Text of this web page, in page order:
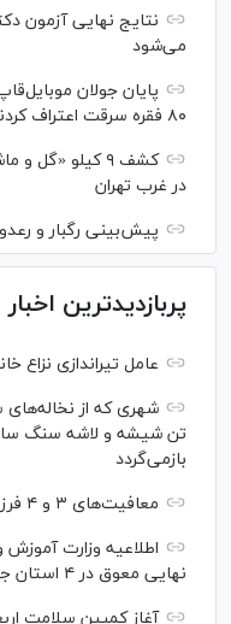
می‌شود
۸۰ فقره سرقت اعتراف کردند
کشف ۹ کیلو «گل
در غرب تهران
پیش‌بینی رگبار و
پربازدیدترین اخبار
عامل تیراندازی نزاع
تن شیشه و لاشه سنگ
بازمی‌گردد
معافیت‌های ۳ و ۴ فرزندی تا ۲ سال دیگر تمدید شد
اطلاعیه وزارت آموزش
نهایی معوق در ۴ استان جنوبی کشور
آغاز کمپین سلامت